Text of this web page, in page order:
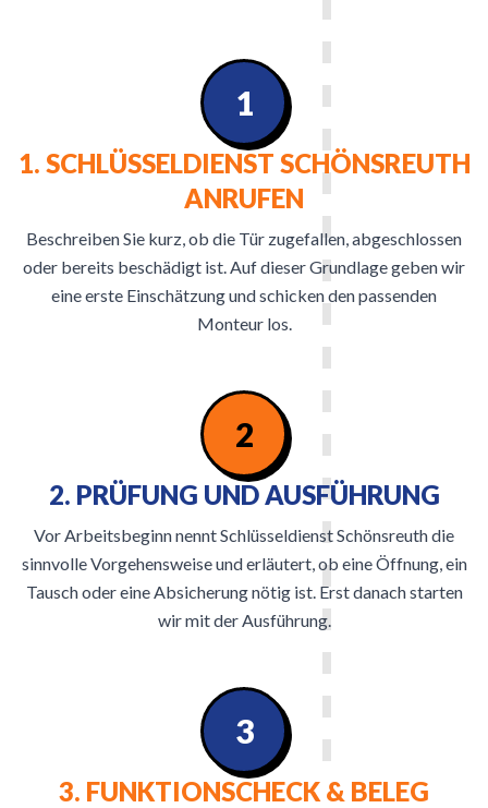
1. SCHLÜSSELDIENST SCHÖNSREUTH
ANRUFEN
Beschreiben Sie kurz, ob die Tür zugefallen, abgeschlossen
oder bereits beschädigt ist. Auf dieser Grundlage geben wir
eine erste Einschätzung und schicken den passenden
Monteur los.
1
2
2. PRÜFUNG UND AUSFÜHRUNG
Vor Arbeitsbeginn nennt Schlüsseldienst Schönsreuth die
sinnvolle Vorgehensweise und erläutert, ob eine Öffnung, ein
Tausch oder eine Absicherung nötig ist. Erst danach starten
wir mit der Ausführung.
3. FUNKTIONSCHECK & BELEG
3